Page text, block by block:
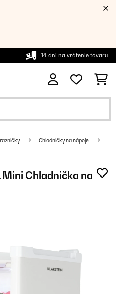
14 dní na vrátenie tovaru
Chladničky na nápoje
Chladnička na